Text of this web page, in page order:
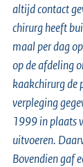
altijd contact
chirurg heeft
maal per dag
op de afdeling
kaakchirurg de
verpleging
1999 in plaats
uitvoeren.
Bovendien gaf